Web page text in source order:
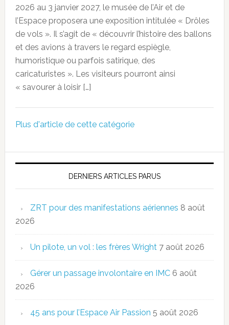
2026 au 3 janvier 2027, le musée de l’Air et de
l’Espace proposera une exposition intitulée « Drôles
de vols ». Il s’agit de « découvrir l’histoire des ballons
et des avions à travers le regard espiègle,
humoristique ou parfois satirique, des
caricaturistes ». Les visiteurs pourront ainsi
« savourer à loisir […]
Plus d'article de cette catégorie
DERNIERS ARTICLES PARUS
ZRT pour des manifestations aériennes 8 août
2026
Un pilote, un vol : les frères Wright 7 août 2026
Gérer un passage involontaire en IMC 6 août
2026
45 ans pour l’Espace Air Passion 5 août 2026